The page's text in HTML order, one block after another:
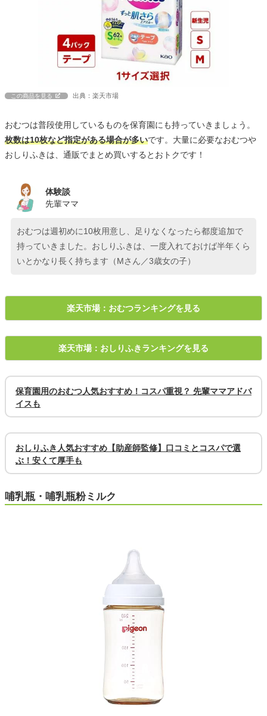
この商品を見る 出典：楽天市場
おむつは普段使用しているものを保育園にも持っていきましょう。
枚数は10枚など指定がある場合が多いです。大量に必要なおむつや
おしりふきは、通販でまとめ買いするとおトクです！
体験談
先輩ママ
おむつは週初めに10枚用意し、足りなくなったら都度追加で
持っていきました。おしりふきは、一度入れておけば半年くら
いとかなり長く持ちます（Mさん／3歳女の子）
楽天市場：おむつランキングを見る
楽天市場：おしりふきランキングを見る
保育園用のおむつ人気おすすめ！コスパ重視？ 先輩ママアドバ
イスも
おしりふき人気おすすめ【助産師監修】口コミとコスパで選
ぶ！安くて厚手も
哺乳瓶・哺乳瓶粉ミルク